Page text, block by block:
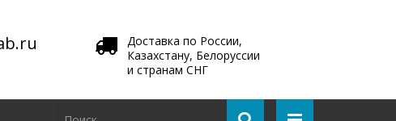
Доставка по России,
Казахстану, Белоруссии
и странам СНГ